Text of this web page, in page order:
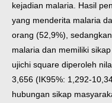
kejadian malaria. Hasil
yang menderita malaria
orang (52,9%),
malaria dan memiliki
ujichi square diperoleh
3,656 (IK95%: 1,292-
hubungan sikap